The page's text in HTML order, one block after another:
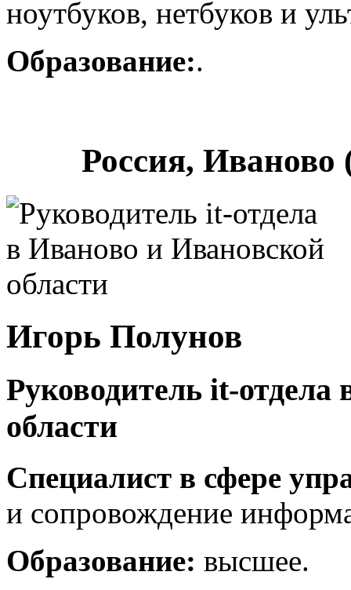
ноутбуков, нетбуков и
Образование:.
Россия, Иваново
Игорь Полунов
Руководитель it-
области
Специалист в сфере
и сопровождение
Образование: высшее.